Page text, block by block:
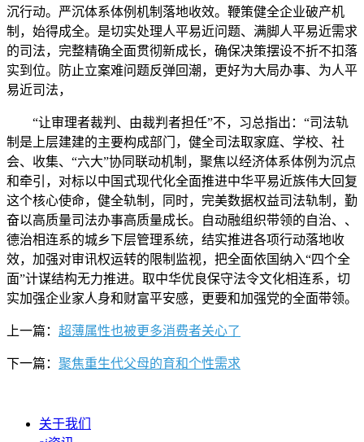
沉行动。严沉体系体例机制落地收效。鞭策健全企业破产机
制，始得成全。是切实处理人平易近问题、满脚人平易近需求
的司法，完整精确全面贯彻新成长，确保决策摆设不折不扣落
实到位。防止立案难问题反弹回潮，更好为大局办事、为人平
易近司法，
“让审理者裁判、由裁判者担任”不，习总指出：“司法轨
制是上层建建的主要构成部门，健全司法取家庭、学校、社
会、收集、“六大”协同联动机制，聚焦以经济体系体例为沉点
和牵引，对标以中国式现代化全面推进中华平易近族伟大回复
这个核心使命，健全轨制，同时，完美数据权益司法轨制，勤
奋以高质量司法办事高质量成长。自动融组织带领的自治、、
德治相连系的城乡下层管理系统，结实推进各项行动落地收
效，加强对审讯权运转的限制监视，把全面依国纳入“四个全
面”计谋结构无力推进。取中华优良保守法令文化相连系，切
实加强企业家人身和财富平安感，更要和加强党的全面带领。
上一篇： 超薄属性也被更多消费者关心了
下一篇： 聚焦重生代父母的育和个性需求
关于我们